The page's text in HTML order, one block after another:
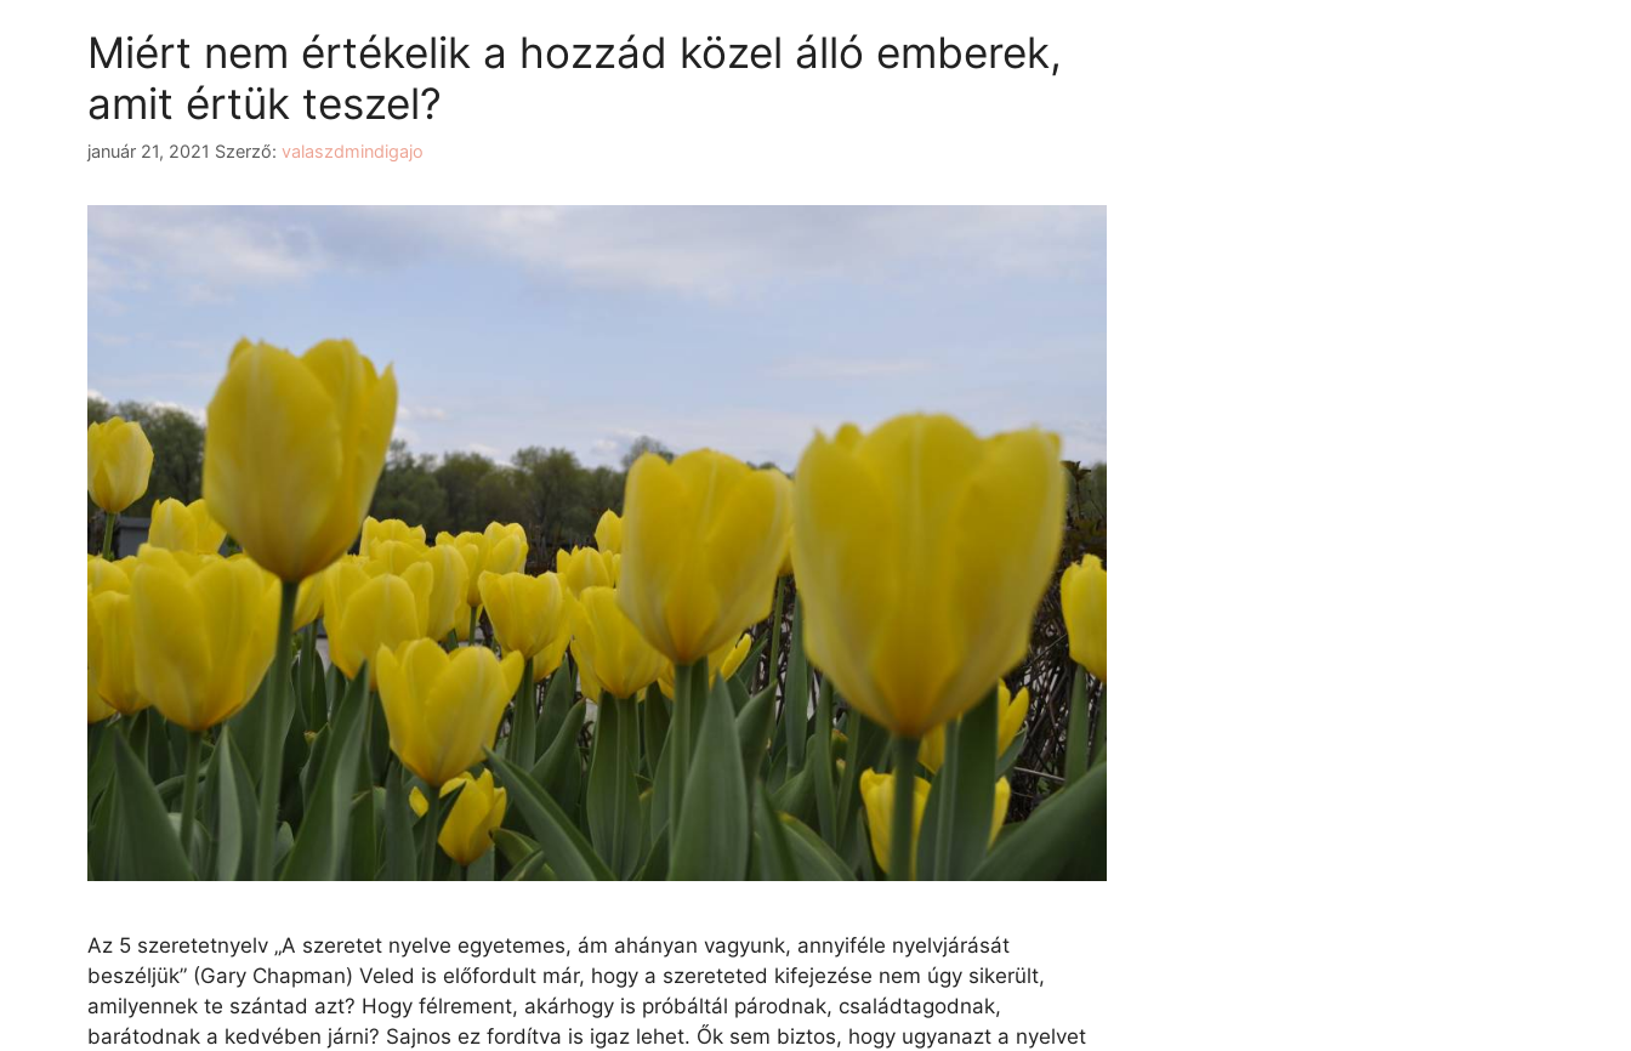
Miért nem értékelik a hozzád közel álló emberek,
amit értük teszel?
január 21, 2021 Szerző: valaszdmindigajo
Az 5 szeretetnyelv „A szeretet nyelve egyetemes, ám ahányan vagyunk, annyiféle nyelvjárását
beszéljük” (Gary Chapman) Veled is előfordult már, hogy a szereteted kifejezése nem úgy sikerült,
amilyennek te szántad azt? Hogy félrement, akárhogy is próbáltál párodnak, családtagodnak,
barátodnak a kedvében járni? Sajnos ez fordítva is igaz lehet. Ők sem biztos, hogy ugyanazt a nyelvet